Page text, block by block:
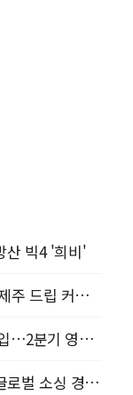
산 빅4 '희비'
[오늘의 언박싱] 오뚜기 '제주담음 제주 드립 커피'·아워홈 ‘갓석박지’ 外
LG유플러스, AIDC 성장 본궤도 진입…2분기 영업이익 '역대 최대'
해외 먹거리 ‘불티’…세븐일레븐, 글로벌 소싱 경쟁력 통했다